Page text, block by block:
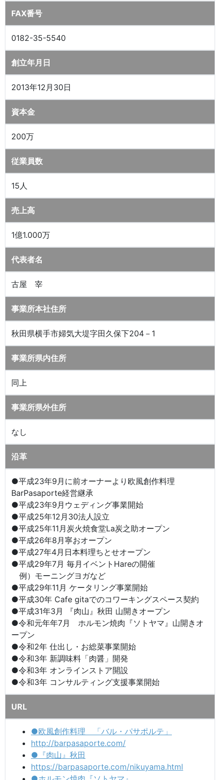
FAX番号
0182-35-5540
創立年月日
2013年12月30日
資本金
200万
従業員数
15人
売上高
1億1.000万
代表者名
古屋 宰
事業所本社住所
秋田県横手市婦気大堤字田久保下204－1
事業所県内住所
同上
事業所県外住所
なし
沿革
●平成23年9月に前オーナーより欧風創作料理
BarPasaporte経営継承
●平成23年9月ウェディング事業開始
●平成25年12月30法人設立
●平成25年11月炭火焼食堂La炭之助オープン
●平成26年8月寧おオープン
●平成27年4月日本料理ちとせオープン
●平成29年7月 毎月イベントHareの開催
例）モーニングヨガなど
●平成29年11月 ケータリング事業開始
●平成30年 Cafe gitaでのコワーキングスペース契約
●平成31年3月 『肉山』秋田 山開きオープン
●令和元年年7月 ホルモン焼肉『ソトヤマ』山開きオ
ープン
●令和2年 仕出し・お総菜事業開始
●令和3年 新調味料「肉醤」開発
●令和3年 オンラインストア開設
●令和3年 コンサルティング支援事業開始
URL
●欧風創作料理 「バル・パサポルテ」
http://barpasaporte.com/
●『肉山』秋田
https://barpasaporte.com/nikuyama.html